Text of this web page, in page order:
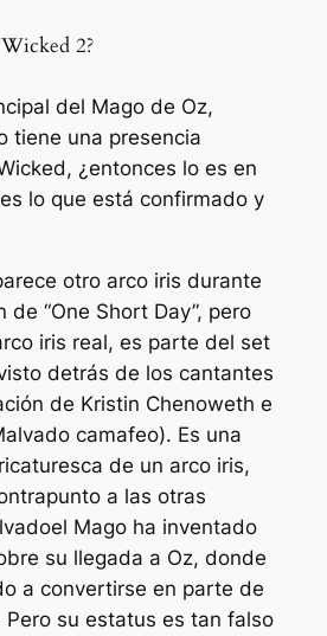
2?
del Mago de Oz,
tiene una presencia
¿entonces lo es en
lo que está confirmado y
otro arco iris durante
de “One Short Day”, pero
iris real, es parte del set
detrás de los cantantes
de Kristin Chenoweth e
camafeo). Es una
de un arco iris,
a las otras
el Mago ha inventado
su llegada a Oz, donde
a convertirse en parte de
Pero su estatus es tan falso